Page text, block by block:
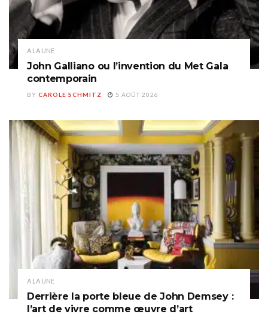
A LA UNE
John Galliano ou l’invention du Met Gala
contemporain
BY CAROLE SCHMITZ 5 AOÛT 2026
A LA UNE
Derrière la porte bleue de John Demsey :
l’art de vivre comme œuvre d’art